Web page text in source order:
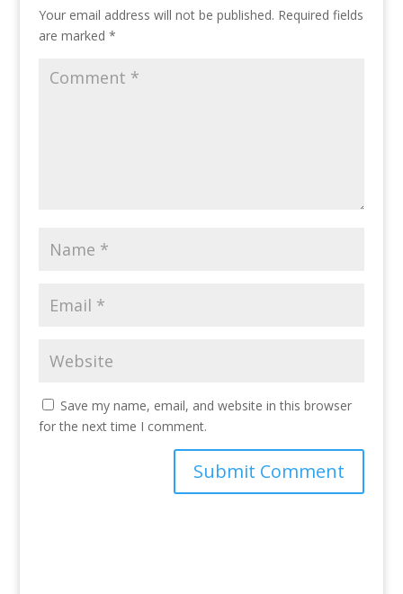
Your email address will not be published. Required fields
are marked *
Save my name, email, and website in this browser
for the next time I comment.